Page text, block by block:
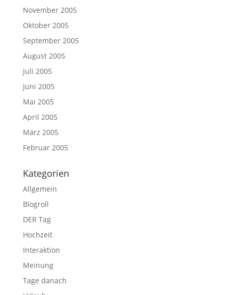
November 2005
Oktober 2005
September 2005
August 2005
Juli 2005
Juni 2005
Mai 2005
April 2005
März 2005
Februar 2005
Kategorien
Allgemein
Blogroll
DER Tag
Hochzeit
Interaktion
Meinung
Tage danach